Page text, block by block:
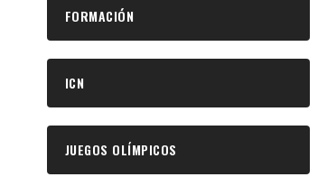
FORMACIÓN
ICN
JUEGOS OLÍMPICOS